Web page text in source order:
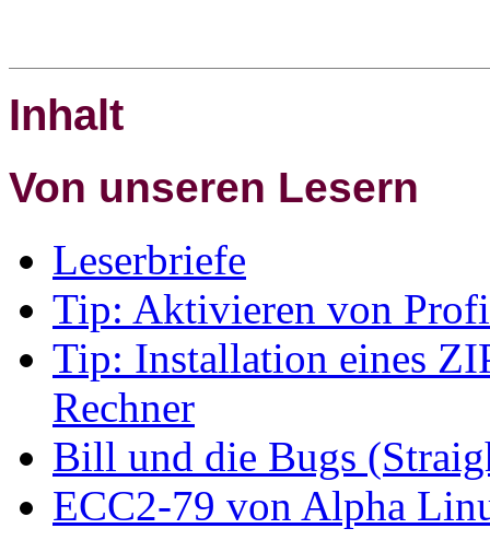
Inhalt
Von unseren Lesern
Leserbriefe
Tip: Aktivieren von
Tip: Installation eines
Rechner
Bill und die Bugs
ECC2-79 von Alpha